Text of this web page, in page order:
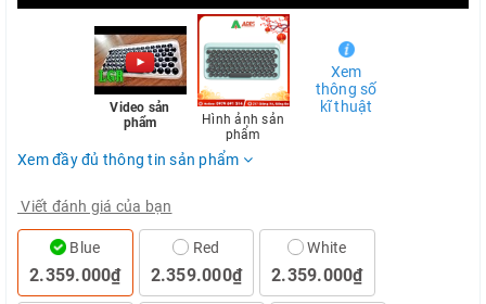
Video sản
phẩm
Hình ảnh sản
phẩm
Xem
thông số
kĩ thuật
Xem đầy đủ thông tin sản phẩm
Viết đánh giá của bạn
Blue
2.359.000₫
Red
2.359.000₫
White
2.359.000₫